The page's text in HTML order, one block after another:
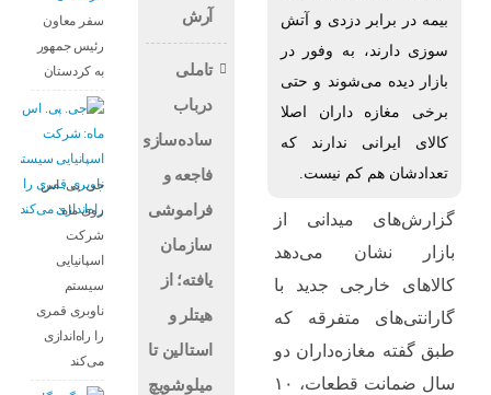
بیمه در برابر دزدی و آتش
سوزی دارند، به وفور در
بازار دیده می‌شوند و حتی
برخی مغازه داران اصلا
کالای ایرانی ندارند که
تعدادشان هم کم نیست.
گزارش‌های میدانی از
بازار نشان می‌دهد
کالاهای خارجی جدید با
گارانتی‌های متفرقه که
طبق گفته مغازه‌داران دو
سال ضمانت قطعات، ۱۰
آرش
تاملی
درباب
سادەسازی
فاجعە و
فراموشی
سازمان
یافتە؛ از
هیتلر و
استالین تا
میلوشویچ
سفر معاون
رئیس جمهور
به کردستان
جی. پی. اس
روی ماه:
شرکت
اسپانیایی
سیستم
ناوبری قمری
را راه‌اندازی
می‌کند